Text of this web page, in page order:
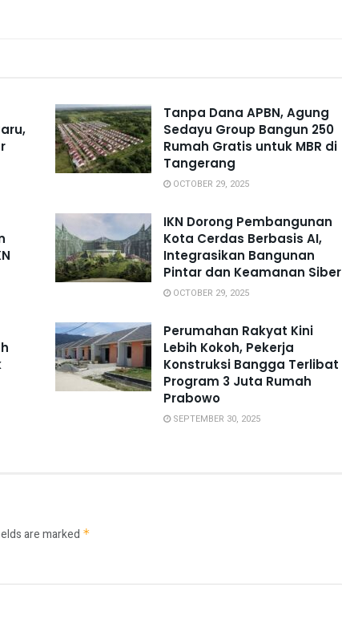
Tanpa Dana APBN, Agung
Sedayu Group Bangun 250
Rumah Gratis untuk MBR di
Tangerang
OCTOBER 29, 2025
IKN Dorong Pembangunan
Kota Cerdas Berbasis AI,
Integrasikan Bangunan
Pintar dan Keamanan Siber
OCTOBER 29, 2025
Perumahan Rakyat Kini
Lebih Kokoh, Pekerja
Konstruksi Bangga Terlibat
Program 3 Juta Rumah
Prabowo
SEPTEMBER 30, 2025
are marked *